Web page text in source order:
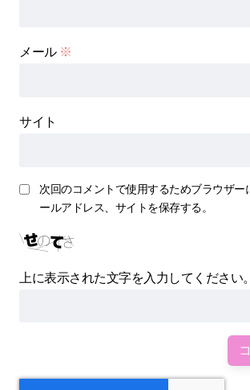
メール ※
サイト
次回のコメントで使用するためブラウザー
ールアドレス、サイトを保存する。
上に表示された文字を入力してください。